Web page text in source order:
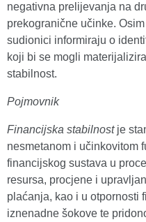
negativna prelijevanja na
prekogranične učinke.
sudionici informiraju o
koji bi se mogli
stabilnost.
Pojmovnik
Financijska stabilnostje
nesmetanom i učinkovitom
financijskog sustava u
resursa, procjene i
plaćanja, kao i u otpornosti
iznenadne šokove te